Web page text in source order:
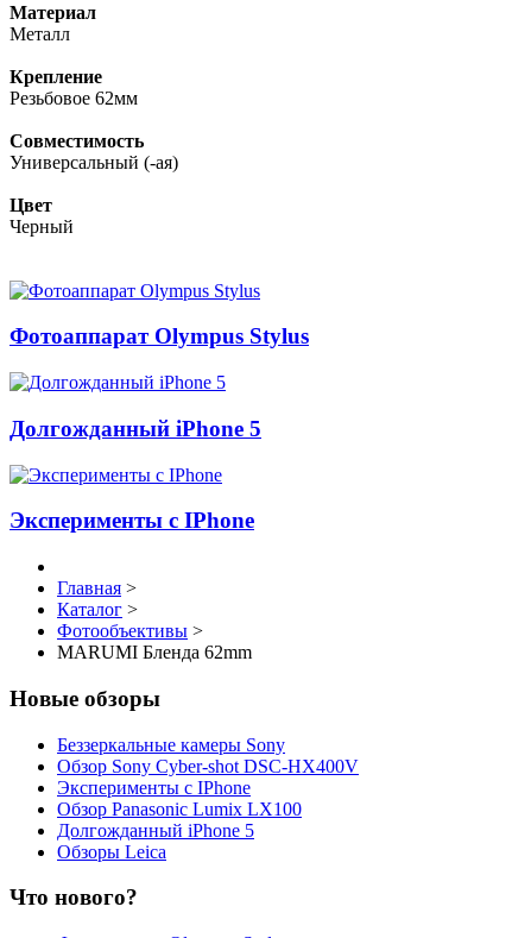
Материал
Металл
Крепление
Резьбовое 62мм
Совместимость
Универсальный (-ая)
Цвет
Черный
Фотоаппарат Olympus Stylus
Долгожданный iPhone 5
Эксперименты с IPhone
Главная >
Каталог >
Фотообъективы >
MARUMI Бленда 62mm
Новые обзоры
Беззеркальные камеры Sony
Обзор Sony Cyber-shot DSC-HX400V
Эксперименты с IPhone
Обзор Panasonic Lumix LX100
Долгожданный iPhone 5
Обзоры Leica
Что нового?